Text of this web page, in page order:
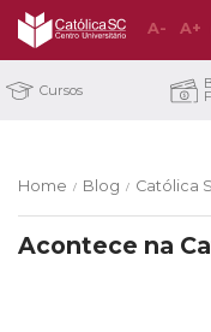
A- A+
Cursos
Home / Blog / Católica
Acontece na